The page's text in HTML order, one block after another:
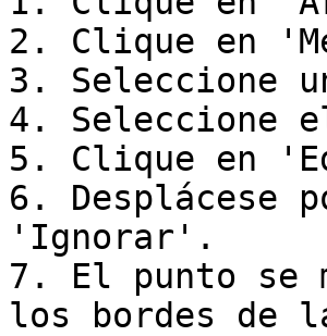
2. Clique en
3. Seleccione
4. Seleccione
5. Clique en
6. Desplácese
'Ignorar'.
7. El punto se
los bordes de